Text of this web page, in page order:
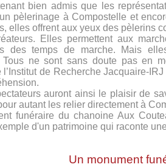
bien admis que les
pèlerinage à Compostelle et
elles offrent aux yeux des pèlerins
Elles permettent aux
des temps de marche. Mais
Tous ne sont sans doute pas en
l’Institut de Recherche Jacquaire-
auront ainsi le plaisir de
autant les relier directement à
funéraire du chanoine Aux
d'un patrimoine qui raconte
Un monument